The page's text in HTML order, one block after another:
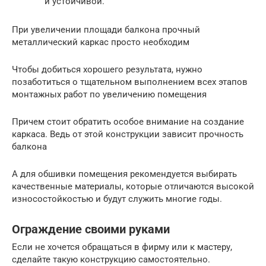
При увеличении площади балкона прочный
металлический каркас просто необходим
Чтобы добиться хорошего результата, нужно
позаботиться о тщательном выполнением всех этапов
монтажных работ по увеличению помещения
Причем стоит обратить особое внимание на создание
каркаса. Ведь от этой конструкции зависит прочность
балкона
А для обшивки помещения рекомендуется выбирать
качественные материалы, которые отличаются высокой
износостойкостью и будут служить многие годы.
Ограждение своими руками
Если не хочется обращаться в фирму или к мастеру,
сделайте такую конструкцию самостоятельно.